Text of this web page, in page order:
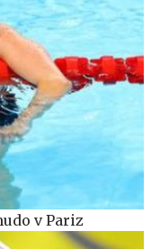
v Pariz